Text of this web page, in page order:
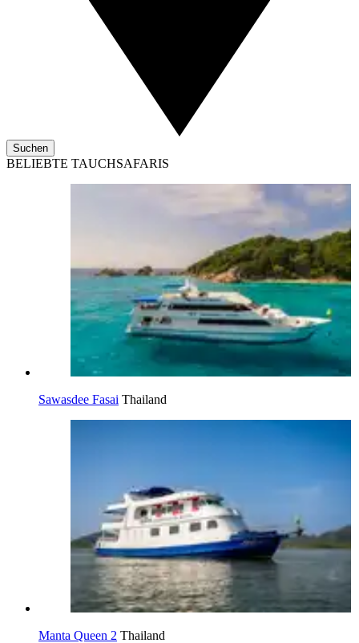
Suchen
BELIEBTE TAUCHSAFARIS
Sawasdee Fasai Thailand
Manta Queen 2 Thailand